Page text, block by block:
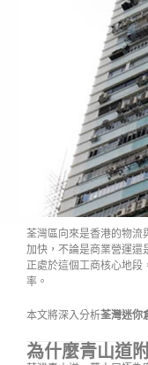
荃灣區向來是香港的物流
加快，不論是商業營運還
正處於這個工商核心地段
率。
本文將深入分析荃灣迷你
為什麼青山道